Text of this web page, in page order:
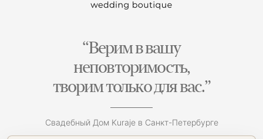
“Верим в вашу
неповторимость,
творим только для вас.”
Свадебный Дом Kuraje в Санкт-Петербурге